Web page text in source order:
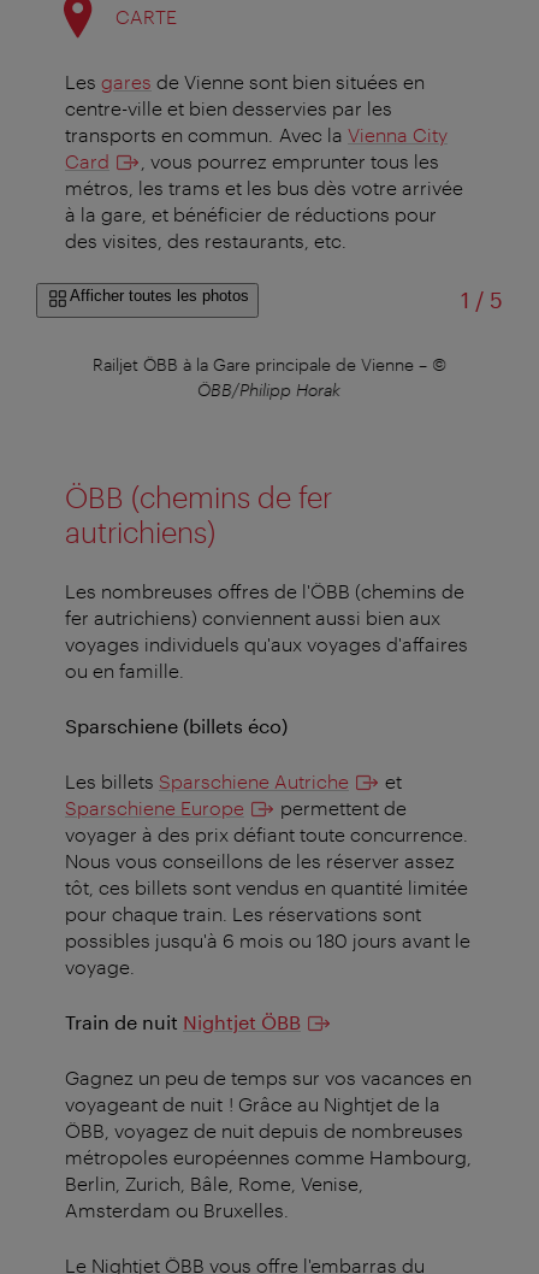
CARTE
Les gares de Vienne sont bien situées en
centre-ville et bien desservies par les
transports en commun. Avec la Vienna City
Card
, vous pourrez emprunter tous les
métros, les trams et les bus dès votre arrivée
à la gare, et bénéficier de réductions pour
des visites, des restaurants, etc.
Afficher toutes les photos 1 /sur
5
Railjet ÖBB à la Gare principale de Vienne– ©
ÖBB/Philipp Horak
ÖBB (chemins de fer
autrichiens)
Les nombreuses offres de l'ÖBB (chemins de
fer autrichiens) conviennent aussi bien aux
voyages individuels qu'aux voyages d'affaires
ou en famille.
Sparschiene (billets éco)
Les billets Sparschiene Autriche
et
Sparschiene Europe
permettent de
voyager à des prix défiant toute concurrence.
Nous vous conseillons de les réserver assez
tôt, ces billets sont vendus en quantité limitée
pour chaque train. Les réservations sont
possibles jusqu'à 6 mois ou 180 jours avant le
voyage.
Train de nuit Nightjet ÖBB
Gagnez un peu de temps sur vos vacances en
voyageant de nuit ! Grâce au Nightjet de la
ÖBB, voyagez de nuit depuis de nombreuses
métropoles européennes comme Hambourg,
Berlin, Zurich, Bâle, Rome, Venise,
Amsterdam ou Bruxelles.
Le Nightjet ÖBB vous offre l'embarras du